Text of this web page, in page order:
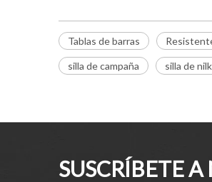
Tablas de barras
silla de campaña silla de
SUSCRÍBETE